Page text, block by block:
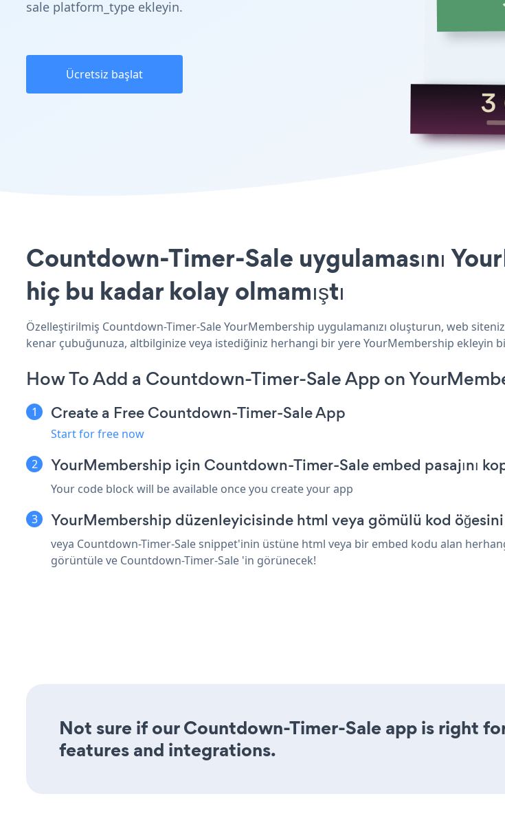
sale platform_type ekleyin.
Ücretsiz başlat
Countdown-Timer-Sale uygulamasını
hiç bu kadar kolay olmamıştı
Özelleştirilmiş Countdown-Timer-Sale YourMembership uygulamanızı oluşturun, web
kenar çubuğunuza, altbilginize veya istediğiniz herhangi bir yere YourMembership ekleyin
How To Add a Countdown-Timer-Sale App on
Create a Free Countdown-Timer-Sale App
Start for free now
YourMembership için Countdown-Timer-Sale embed pasajını
Your code block will be available once you create your app
YourMembership düzenleyicisinde html veya gömülü kod
veya Countdown-Timer-Sale snippet'inin üstüne html veya bir embed kodu alan
görüntüle ve Countdown-Timer-Sale 'in görünecek!
Not sure if our Countdown-Timer-Sale app is right
features and integrations.